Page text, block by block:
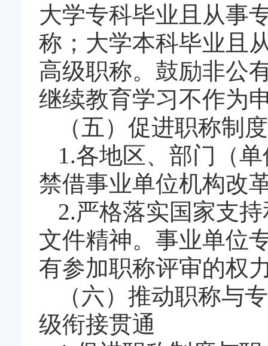
大学专科毕业且从事
称；大学本科毕业且
高级职称。鼓励非公
继续教育学习不作为
（五）促进职称制
1.各地区、部门（
禁借事业单位机构改
2.严格落实国家支
文件精神。事业单位
有参加职称评审的权
（六）推动职称与
级衔接贯通